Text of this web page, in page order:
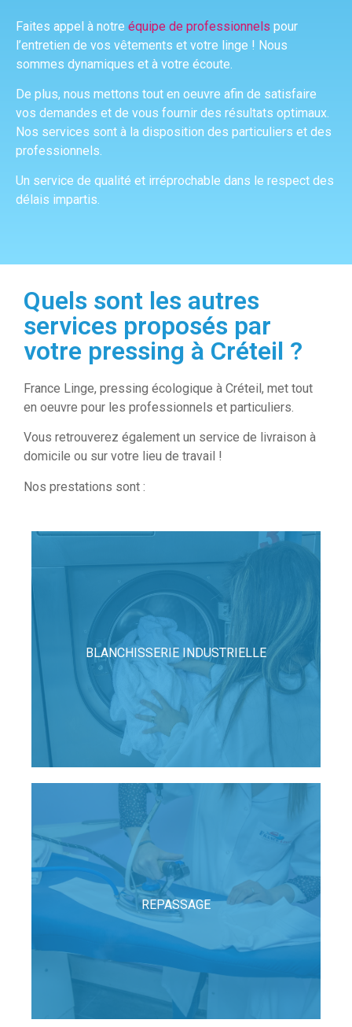
Faites appel à notre équipe de professionnels pour
l’entretien de vos vêtements et votre linge ! Nous
sommes dynamiques et à votre écoute.
De plus, nous mettons tout en oeuvre afin de satisfaire
vos demandes et de vous fournir des résultats optimaux.
Nos services sont à la disposition des particuliers et des
professionnels.
Un service de qualité et irréprochable dans le respect des
délais impartis.
Quels sont les autres
services proposés par
votre pressing à Créteil ?
France Linge, pressing écologique à Créteil, met tout
en oeuvre pour les professionnels et particuliers.
Vous retrouverez également un service de livraison à
domicile ou sur votre lieu de travail !
Nos prestations sont :
BLANCHISSERIE INDUSTRIELLE
REPASSAGE